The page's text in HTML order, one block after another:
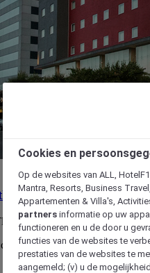
en
Cookies en
Op de websites van ALL,
Mantra, Resorts, Business
Appartementen & Villa's,
partners informatie op uw
functioneren en u de door u
functies van de websites te
prestaties van de websites te
aangemeld; (v) u de